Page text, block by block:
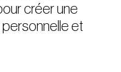
créer une
et